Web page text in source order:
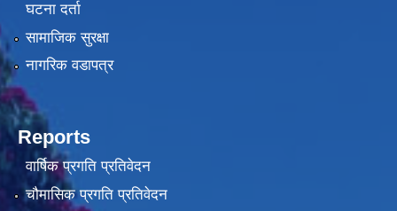
घटना दर्ता
सामाजिक सुरक्षा
नागरिक वडापत्र
Reports
वार्षिक प्रगति प्रतिवेदन
चौमासिक प्रगति प्रतिवेदन